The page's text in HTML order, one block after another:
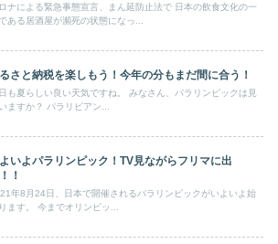
ナによる緊急事態宣言、まん延防止法で 日本の飲食文化の一
ある居酒屋が瀕死の状態になっ...
さと納税を楽しもう！今年の分もまだ間に合う！
夏らしい良い天気ですね。 みなさん、パラリンピックは見
ていますか？ パラリピアン...
いよパラリンピック！TV見ながらフリマに出
！
年8月24日、日本で開催されるパラリンピックがいよいよ始
まります。 今までオリンピッ...